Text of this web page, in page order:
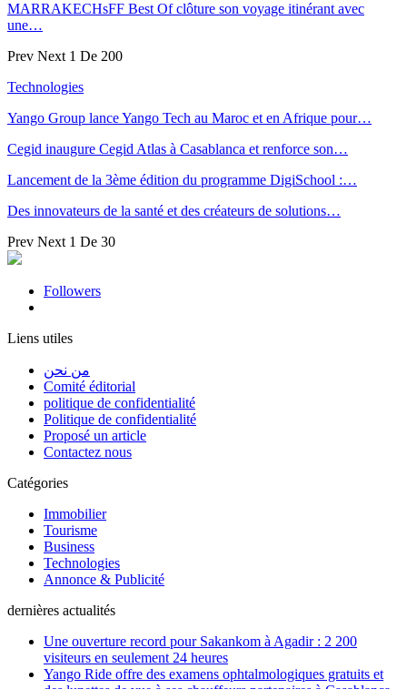
MARRAKECHsFF Best Of clôture son voyage itinérant avec
une…
Prev Next 1 De 200
Technologies
Yango Group lance Yango Tech au Maroc et en Afrique pour…
Cegid inaugure Cegid Atlas à Casablanca et renforce son…
Lancement de la 3ème édition du programme DigiSchool :…
Des innovateurs de la santé et des créateurs de solutions…
Prev Next 1 De 30
Followers
Liens utiles
من نحن
Comité éditorial
politique de confidentialité
Politique de confidentialité
Proposé un article
Contactez nous
Catégories
Immobilier
Tourisme
Business
Technologies
Annonce & Publicité
dernières actualités
Une ouverture record pour Sakankom à Agadir : 2 200
visiteurs en seulement 24 heures
Yango Ride offre des examens ophtalmologiques gratuits et